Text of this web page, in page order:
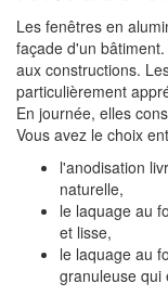
Les fenêtres en
façade d'un
aux constructions.
particulièrement
En journée, elles
Vous avez le choix
l'anodisation
naturelle,
le laquage au
et lisse,
le laquage au
granuleuse qui